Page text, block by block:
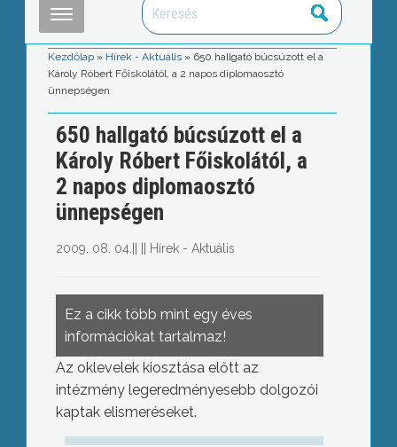
Kezdőlap » Hírek - Aktuális » 650 hallgató búcsúzott el a
Károly Róbert Főiskolától, a 2 napos diplomaosztó
ünnepségen
650 hallgató búcsúzott el a
Károly Róbert Főiskolától, a
2 napos diplomaosztó
ünnepségen
2009. 08. 04. Hírek - Aktuális
Ez a cikk több mint egy éves
információkat tartalmaz!
Az oklevelek kiosztása előtt az
intézmény legeredményesebb dolgozói
kaptak elismeréseket.